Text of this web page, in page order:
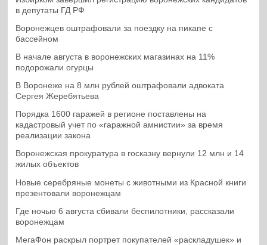
в депутаты ГД РФ
Воронежцев оштрафовали за поездку на пикапе с
бассейном
В начале августа в воронежских магазинах на 11%
подорожали огурцы
В Воронеже на 8 млн рублей оштрафовали адвоката
Сергея Жеребятьева
Порядка 1600 гаражей в регионе поставлены на
кадастровый учет по «гаражной амнистии» за время
реализации закона
Воронежская прокуратура в госказну вернули 12 млн и 14
жилых объектов
Новые серебряные монеты с животными из Красной книги
презентовали воронежцам
Где ночью 6 августа сбивали беспилотники, рассказали
воронежцам
МегаФон раскрыл портрет покупателей «раскладушек» и